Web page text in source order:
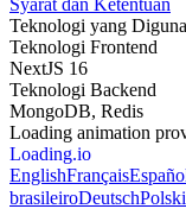
Teknologi yang
Teknologi Frontend
NextJS 16
Teknologi Backend
MongoDB, Redis
Loading animation
Loading.io
EnglishFrançais
brasileiroDeutschPolski